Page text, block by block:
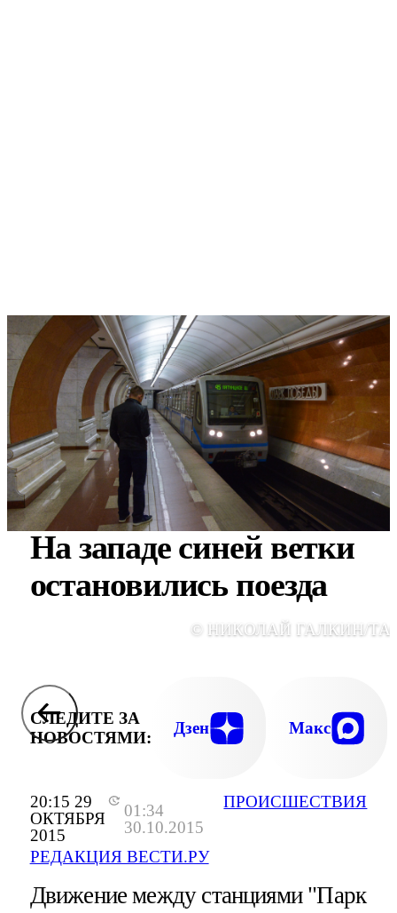
20:15 29
ОКТЯБРЯ
2015
01:34
30.10.2015
РЕДАКЦИЯ ВЕСТИ.РУ
ПРОИСШЕСТВИЯ
На западе синей ветки
остановились поезда
© НИКОЛАЙ ГАЛКИН/
СЛЕДИТЕ ЗА
НОВОСТЯМИ:
Дзен Макс
Движение между станциями "Парк